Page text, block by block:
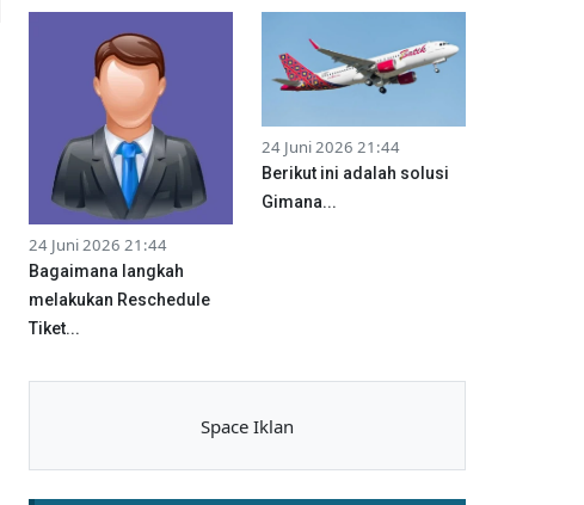
24 Juni 2026 21:44
Bagaimana langkah
melakukan Reschedule
Tiket...
24 Juni 2026 21:44
Berikut ini adalah solusi
Gimana...
Space Iklan